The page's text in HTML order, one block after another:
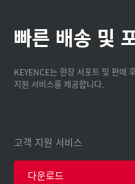
빠른 배송 및
KEYENCE는 현장 서포트 및 판매
지원 서비스를 제공합니다.
고객 지원 서비스
다운로드